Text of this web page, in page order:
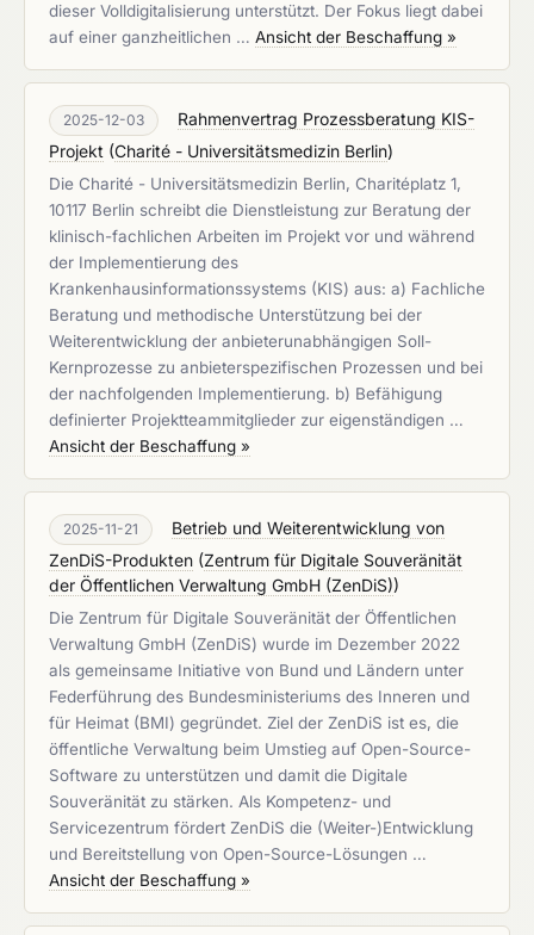
dieser Volldigitalisierung unterstützt. Der Fokus liegt dabei
auf einer ganzheitlichen … Ansicht der Beschaffung »
2025-12-03
Rahmenvertrag Prozessberatung KIS-
Projekt (Charité - Universitätsmedizin Berlin)
Die Charité - Universitätsmedizin Berlin, Charitéplatz 1,
10117 Berlin schreibt die Dienstleistung zur Beratung der
klinisch-fachlichen Arbeiten im Projekt vor und während
der Implementierung des
Krankenhausinformationssystems (KIS) aus: a) Fachliche
Beratung und methodische Unterstützung bei der
Weiterentwicklung der anbieterunabhängigen Soll-
Kernprozesse zu anbieterspezifischen Prozessen und bei
der nachfolgenden Implementierung. b) Befähigung
definierter Projektteammitglieder zur eigenständigen …
Ansicht der Beschaffung »
2025-11-21
Betrieb und Weiterentwicklung von
ZenDiS-Produkten (Zentrum für Digitale Souveränität
der Öffentlichen Verwaltung GmbH (ZenDiS))
Die Zentrum für Digitale Souveränität der Öffentlichen
Verwaltung GmbH (ZenDiS) wurde im Dezember 2022
als gemeinsame Initiative von Bund und Ländern unter
Federführung des Bundesministeriums des Inneren und
für Heimat (BMI) gegründet. Ziel der ZenDiS ist es, die
öffentliche Verwaltung beim Umstieg auf Open-Source-
Software zu unterstützen und damit die Digitale
Souveränität zu stärken. Als Kompetenz- und
Servicezentrum fördert ZenDiS die (Weiter-)Entwicklung
und Bereitstellung von Open-Source-Lösungen …
Ansicht der Beschaffung »